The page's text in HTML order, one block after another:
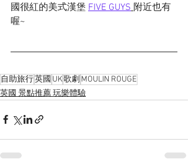
國很紅的美式漢堡 FIVE GUYS 附近也有
喔~
自助旅行英國 UK歌劇 MOULIN ROUGE
英國 景點推薦 玩樂體驗